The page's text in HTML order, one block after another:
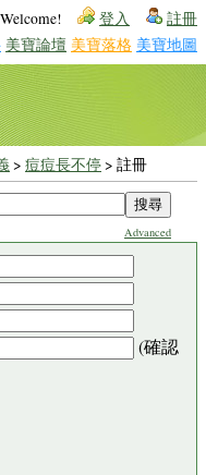
Welcome! 登入 註冊
美寶論壇 美寶落格 美寶地圖
> 痘痘長不停> 註冊
Advanced
(確認